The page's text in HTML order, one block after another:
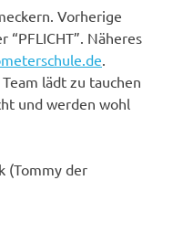
Vorherige
Näheres
.
lädt zu tauchen
und werden wohl
(Tommy der